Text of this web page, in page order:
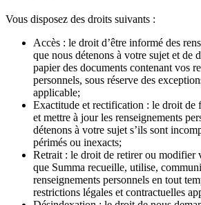
Vous disposez des droits suivants :
Accès : le droit d’être informé des
que nous détenons à votre sujet et de
papier des documents contenant vos
personnels, sous réserve des
applicable;
Exactitude et rectification : le droit de
et mettre à jour les renseignements
détenons à votre sujet s’ils sont
périmés ou inexacts;
Retrait : le droit de retirer ou modifier
que Summa recueille, utilise,
renseignements personnels en tout
restrictions légales et contractuelles